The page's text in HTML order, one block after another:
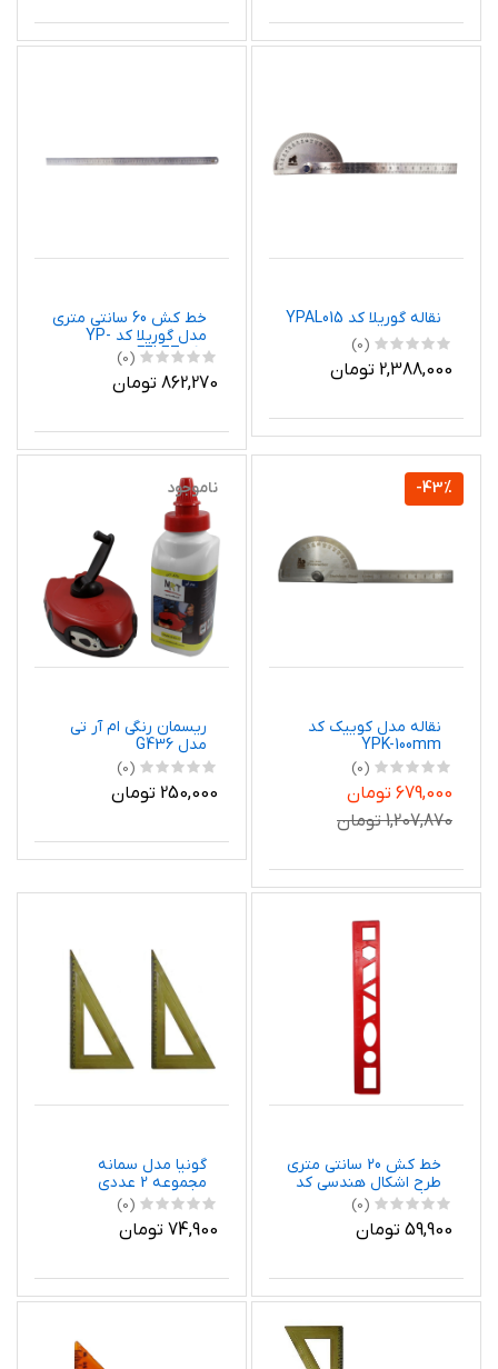
نقاله گوریلا کد YPAL015
(0)
2,388,000 تومان
خط کش 60 سانتی متری
مدل گوریلا کد YP-
FELEZ-060
(0)
862,270 تومان
-43%
نقاله مدل کوییک کد
YPK-100mm
(0)
679,000 تومان
1,207,870 تومان
ناموجود
ریسمان رنگی ام آر تی
مدل G436
(0)
250,000 تومان
خط کش 20 سانتی متری
طرح اشکال هندسی کد
L99
(0)
59,900 تومان
گونیا مدل سمانه
مجموعه 2 عددی
(0)
74,900 تومان